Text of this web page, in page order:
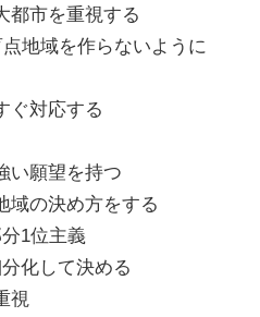
都市を重視する
地域を作らないように
ぐ対応する
い願望を持つ
域の決め方をする
1位主義
化して決める
視